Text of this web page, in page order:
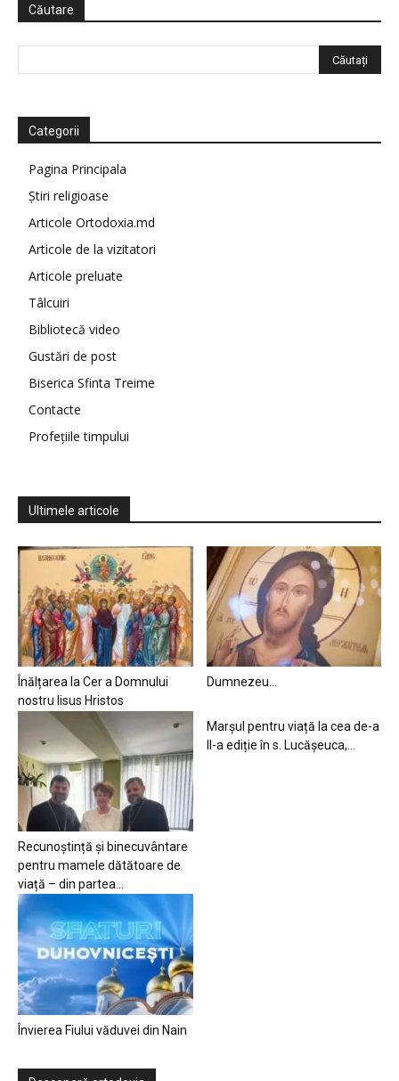
Căutare
Categorii
Pagina Principala
Știri religioase
Articole Ortodoxia.md
Articole de la vizitatori
Articole preluate
Tâlcuiri
Bibliotecă video
Gustări de post
Biserica Sfinta Treime
Contacte
Profețiile timpului
Ultimele articole
Înălțarea la Cer a Domnului
nostru Iisus Hristos
Dumnezeu…
Recunoștință și binecuvântare
pentru mamele dătătoare de
viață – din partea...
Marșul pentru viață la cea de-a
II-a ediție în s. Lucășeuca,...
Învierea Fiului văduvei din Nain